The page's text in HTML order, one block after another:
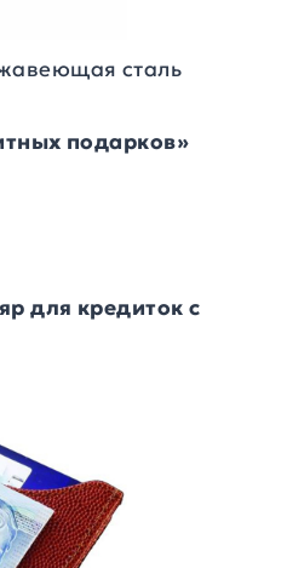
сталь
подарков»
для кредиток с